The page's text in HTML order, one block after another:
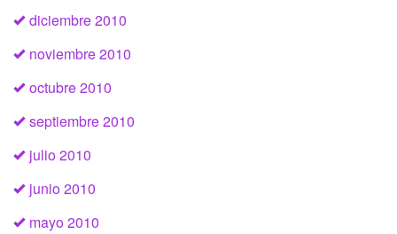
diciembre 2010
noviembre 2010
octubre 2010
septiembre 2010
julio 2010
junio 2010
mayo 2010